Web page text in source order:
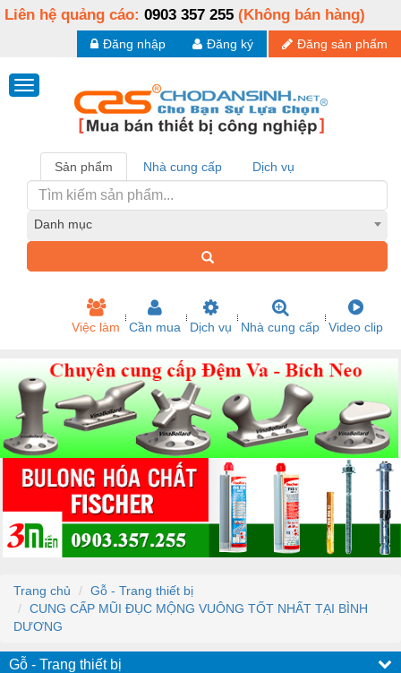
Liên hệ quảng cáo: 0903 357 255 (Không bán hàng)
Đăng sản phẩm
Đăng ký
Đăng nhập
Sản phẩm Nhà cung cấp Dịch vụ
Danh mục
Việc làm Cần mua Dịch vụ Nhà cung cấp Video clip
Trang chủ
Gỗ - Trang thiết bị
CUNG CẤP MŨI ĐỤC MỘNG VUÔNG TỐT NHẤT TẠI BÌNH
DƯƠNG
Gỗ - Trang thiết bị